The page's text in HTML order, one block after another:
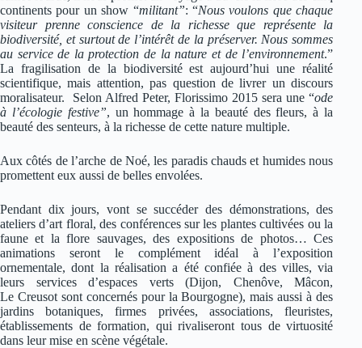
continents pour un show “militant”: “Nous voulons que chaque
visiteur prenne conscience de la richesse que représente la
biodiversité, et surtout de l’intérêt de la préserver. Nous sommes
au service de la protection de la nature et de l’environnement.”
La fragilisation de la biodiversité est aujourd’hui une réalité
scientifique, mais attention, pas question de livrer un discours
moralisateur. Selon Alfred Peter, Florissimo 2015 sera une “ode
à l’écologie festive”, un hommage à la beauté des fleurs, à la
beauté des senteurs, à la richesse de cette nature multiple.
Aux côtés de l’arche de Noé, les paradis chauds et humides nous
promettent eux aussi de belles envolées.
Pendant dix jours, vont se succéder des démonstrations, des
ateliers d’art floral, des conférences sur les plantes cultivées ou la
faune et la flore sauvages, des expositions de photos… Ces
animations seront le complément idéal à l’exposition
ornementale, dont la réalisation a été confiée à des villes, via
leurs services d’espaces verts (Dijon, Chenôve, Mâcon,
Le Creusot sont concernés pour la Bourgogne), mais aussi à des
jardins botaniques, firmes privées, associations, fleuristes,
établissements de formation, qui rivaliseront tous de virtuosité
dans leur mise en scène végétale.